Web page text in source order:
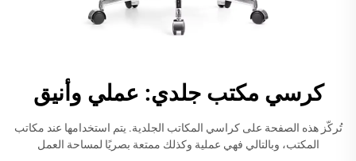
كرسي مكتب جلدي: عملي وأنيق
تُركّز هذه الصفحة على كراسي المكاتب الجلدية. يتم استخدامها عند مكاتب
المكتب، وبالتالي فهي عملية وكذلك ممتعة بصريًا لمساحة العمل